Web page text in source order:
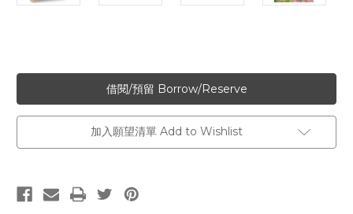
加入願望清單 Add to Wishlist